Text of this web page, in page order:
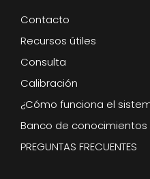
Contacto
Recursos útiles
Consulta
Calibración
¿Cómo funciona el
Banco de conocimientos
PREGUNTAS FRECUENTES